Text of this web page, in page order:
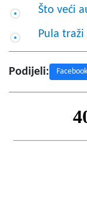
Što veći
Pula
Podijeli: Facebook